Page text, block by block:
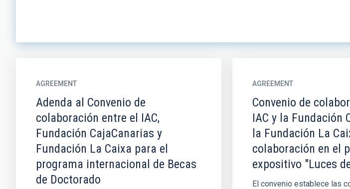
AGREEMENT
Adenda al Convenio de
colaboración entre el IAC,
Fundación CajaCanarias y
Fundación La Caixa para el
programa internacional de Becas
de Doctorado
AGREEMENT
Convenio de
IAC y la Fundación
la Fundación La
colaboración en el
expositivo "Luces
El convenio establece las